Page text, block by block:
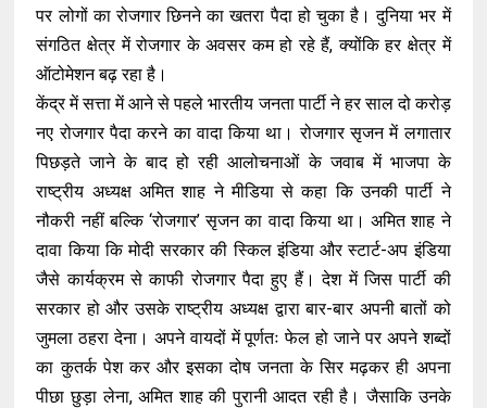
पर लोगों का रोजगार छिनने का खतरा पैदा हो चुका है। दुनिया भर में
संगठित क्षेत्र में रोजगार के अवसर कम हो रहे हैं, क्योंकि हर क्षेत्र में
ऑटोमेशन बढ़ रहा है।
केंद्र में सत्ता में आने से पहले भारतीय जनता पार्टी ने हर साल दो करोड़
नए रोजगार पैदा करने का वादा किया था। रोजगार सृजन में लगातार
पिछड़ते जाने के बाद हो रही आलोचनाओं के जवाब में भाजपा के
राष्ट्रीय अध्यक्ष अमित शाह ने मीडिया से कहा कि उनकी पार्टी ने
नौकरी नहीं बल्कि ‘रोजगार’ सृजन का वादा किया था। अमित शाह ने
दावा किया कि मोदी सरकार की स्किल इंडिया और स्टार्ट-अप इंडिया
जैसे कार्यक्रम से काफी रोजगार पैदा हुए हैं। देश में जिस पार्टी की
सरकार हो और उसके राष्ट्रीय अध्यक्ष द्वारा बार-बार अपनी बातों को
जुमला ठहरा देना। अपने वायदों में पूर्णतः फेल हो जाने पर अपने शब्दों
का कुतर्क पेश कर और इसका दोष जनता के सिर मढ़कर ही अपना
पीछा छुड़ा लेना, अमित शाह की पुरानी आदत रही है। जैसाकि उनके